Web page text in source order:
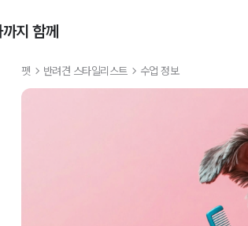
지 함께
펫 반려견 스타일리스트 수업 정보